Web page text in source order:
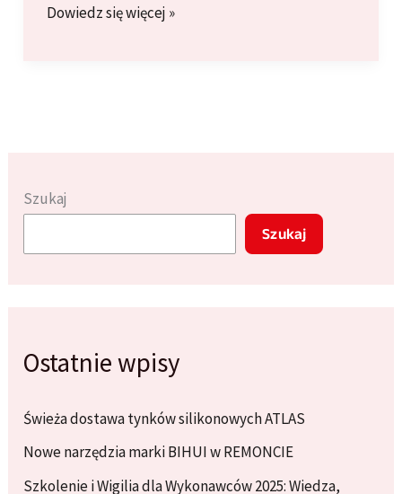
Jak
i
Inspiracje
Dowiedz się więcej »
Szukaj
Szukaj
Ostatnie wpisy
Świeża dostawa tynków silikonowych ATLAS
Nowe narzędzia marki BIHUI w REMONCIE
Szkolenie i Wigilia dla Wykonawców 2025: Wiedza,